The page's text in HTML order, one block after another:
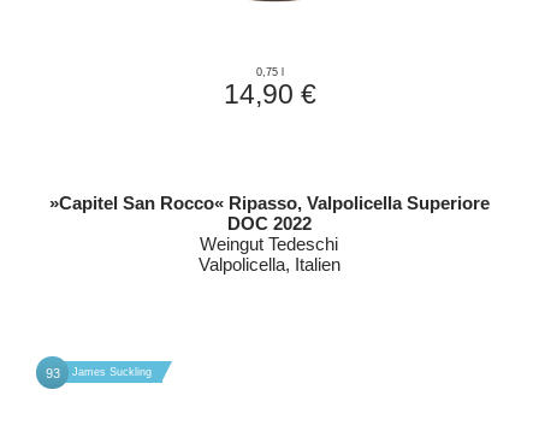
0,75 l
14,90 €
»Capitel San Rocco« Ripasso, Valpolicella Superiore
DOC 2022
Weingut Tedeschi
Valpolicella, Italien
93 James Suckling